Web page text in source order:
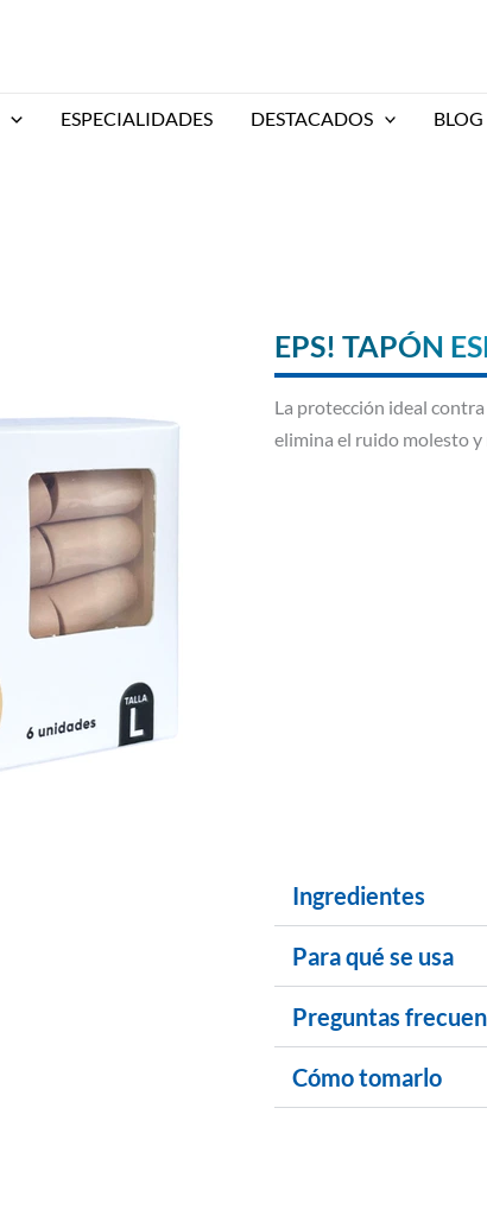
ESPECIALIDADES DESTACADOS BLOG
EPS! TAPÓN
La protección ideal
elimina el ruido molesto y
Ingredientes
Para qué se usa
Preguntas
Cómo tomarlo